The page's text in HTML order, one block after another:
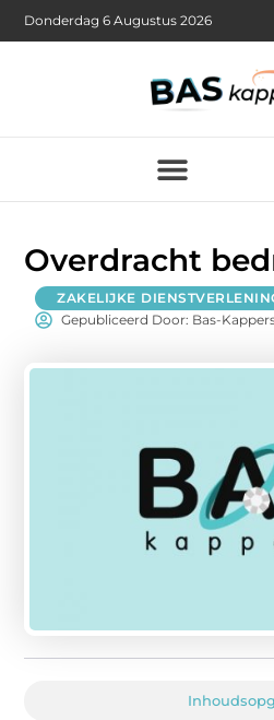
Donderdag 6 Augustus 2026
Overdracht
ZAKELIJKE
Gepubliceerd Door: Bas-